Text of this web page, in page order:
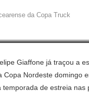
da Copa Truck
Giaffone já traçou a
Copa Nordeste domingo
de estreia nas